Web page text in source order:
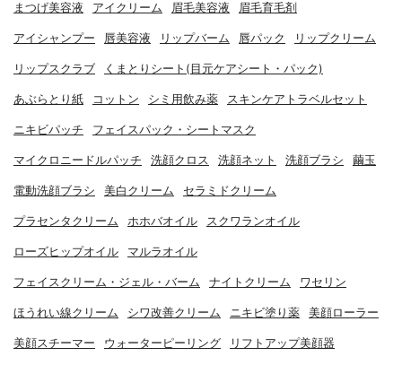
まつげ美容液 アイクリーム 眉毛美容液 眉毛育毛剤
アイシャンプー 唇美容液 リップバーム 唇パック リップクリーム
リップスクラブ くまとりシート(目元ケアシート・パック)
あぶらとり紙 コットン シミ用飲み薬 スキンケアトラベルセット
ニキビパッチ フェイスパック・シートマスク
マイクロニードルパッチ 洗顔クロス 洗顔ネット 洗顔ブラシ 繭玉
電動洗顔ブラシ 美白クリーム セラミドクリーム
プラセンタクリーム ホホバオイル スクワランオイル
ローズヒップオイル マルラオイル
フェイスクリーム・ジェル・バーム ナイトクリーム ワセリン
ほうれい線クリーム シワ改善クリーム ニキビ塗り薬 美顔ローラー
美顔スチーマー ウォーターピーリング リフトアップ美顔器